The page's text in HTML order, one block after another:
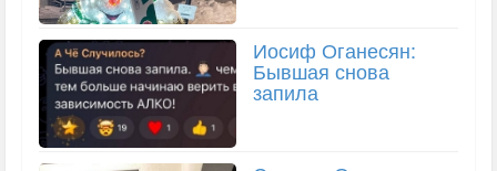
Иосиф Оганесян:
Бывшая снова
запила